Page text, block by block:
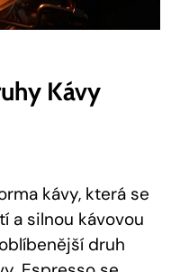
Kávy
kávy, která se
a silnou kávovou
druh